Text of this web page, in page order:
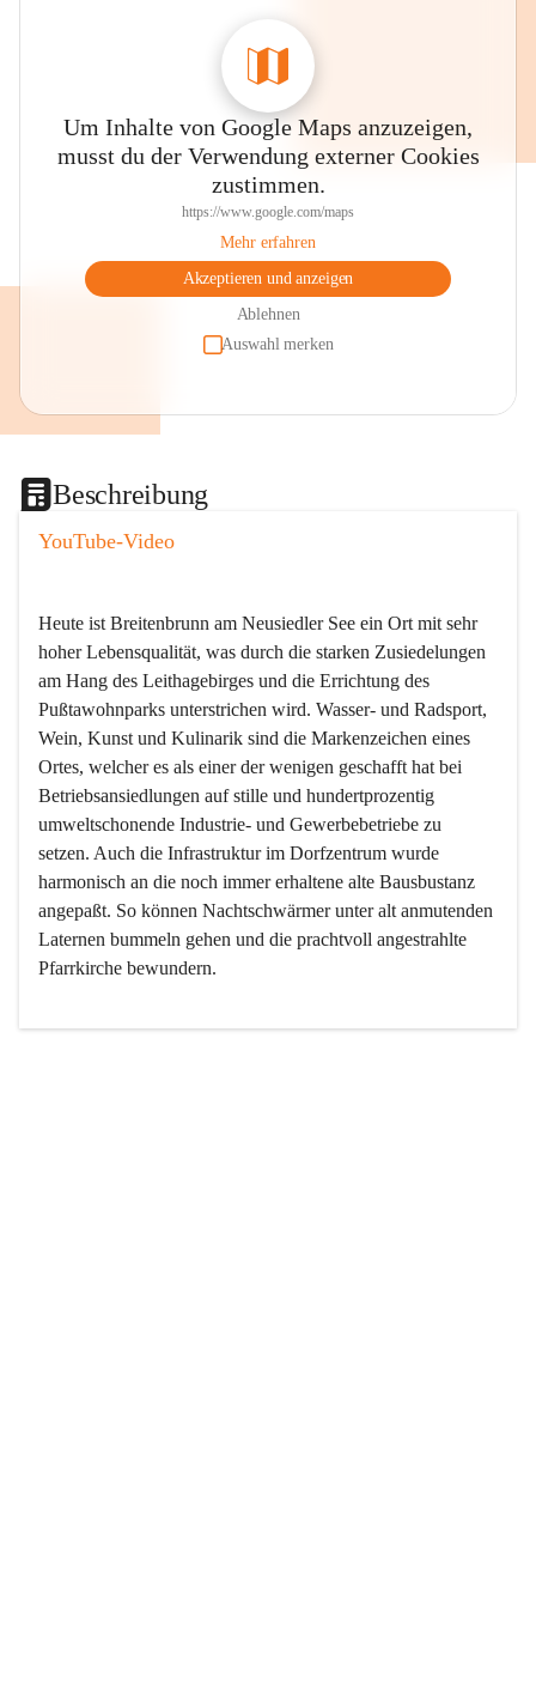
Um Inhalte von Google Maps anzuzeigen,
musst du der Verwendung externer Cookies
zustimmen.
https://www.google.com/maps
Mehr erfahren
Akzeptieren und anzeigen
Ablehnen
Auswahl merken
Beschreibung
YouTube-Video
Heute ist Breitenbrunn am Neusiedler See ein Ort mit sehr
hoher Lebensqualität, was durch die starken Zusiedelungen
am Hang des Leithagebirges und die Errichtung des
Pußtawohnparks unterstrichen wird. Wasser- und Radsport,
Wein, Kunst und Kulinarik sind die Markenzeichen eines
Ortes, welcher es als einer der wenigen geschafft hat bei
Betriebsansiedlungen auf stille und hundertprozentig
umweltschonende Industrie- und Gewerbebetriebe zu
setzen. Auch die Infrastruktur im Dorfzentrum wurde
harmonisch an die noch immer erhaltene alte Bausbustanz
angepaßt. So können Nachtschwärmer unter alt anmutenden
Laternen bummeln gehen und die prachtvoll angestrahlte
Pfarrkirche bewundern.
Der Weinbau dominert heute nicht mehr, ist aber integrativer